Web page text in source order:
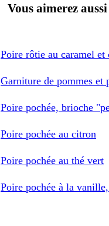
Vous aimerez aussi
Poire rôtie au caramel et
Garniture de pommes et
Poire pochée, brioche
Poire pochée au citron
Poire pochée au thé vert
Poire pochée à la